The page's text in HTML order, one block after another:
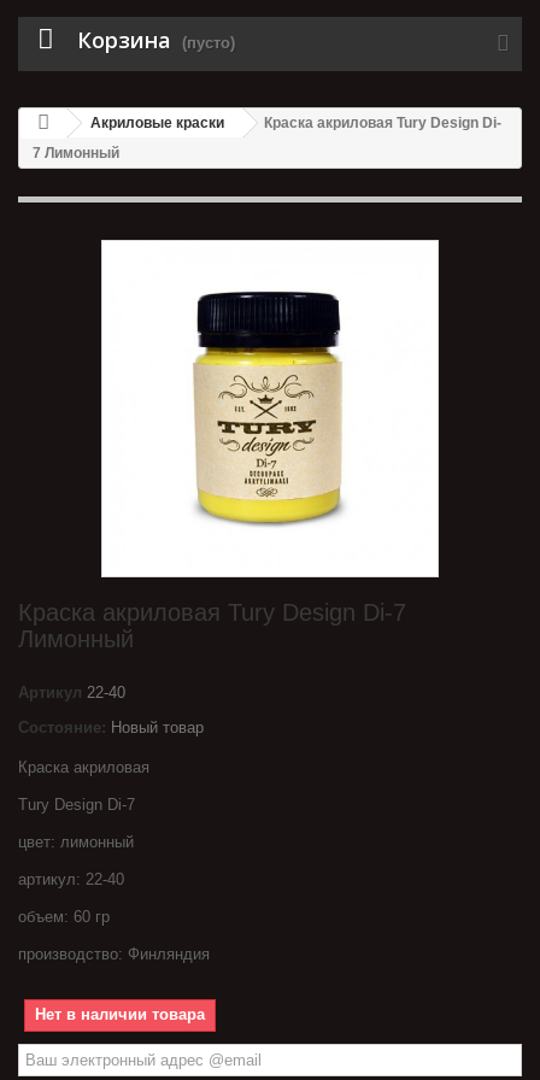
Корзина (пусто)
Акриловые краски
Краска акриловая Tury Design Di-
7 Лимонный
Краска акриловая Tury Design Di-7
Лимонный
Артикул 22-40
Состояние: Новый товар
Краска акриловая
Tury Design Di-7
цвет: лимонный
артикул: 22-40
объем: 60 гр
производство: Финляндия
Нет в наличии товара